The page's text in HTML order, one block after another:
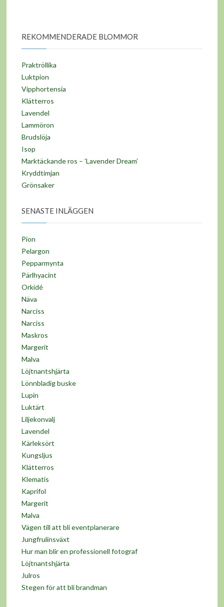
REKOMMENDERADE BLOMMOR
Praktröllika
Luktpion
Vipphortensia
Klätterros
Lavendel
Lammöron
Brudslöja
Isop
Marktäckande ros – ’Lavender Dream’
Kryddtimjan
Grönsaker
SENASTE INLÄGGEN
Pion
Pelargon
Pepparmynta
Pärlhyacint
Orkidé
Näva
Narciss
Narciss
Maskros
Margerit
Malva
Löjtnantshjärta
Lönnbladig buske
Lupin
Luktärt
Liljekonvalj
Lavendel
Kärleksört
Kungsljus
Klätterros
Klematis
Kaprifol
Margerit
Malva
Vägen till att bli eventplanerare
Jungfrulinsväxt
Hur man blir en professionell fotograf
Löjtnantshjärta
Julros
Stegen för att bli brandman